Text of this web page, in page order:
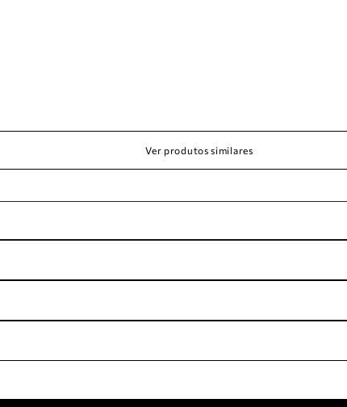
Ver produtos similares